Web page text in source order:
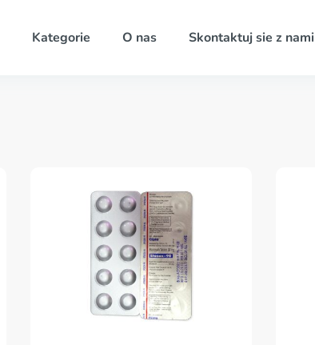
Kategorie O nas Skontaktuj sie z nami